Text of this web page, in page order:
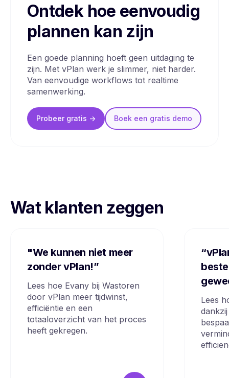
Ontdek hoe eenvoudig
plannen kan zijn
Een goede planning hoeft geen uitdaging te
zijn. Met vPlan werk je slimmer, niet harder.
Van eenvoudige workflows tot realtime
samenwerking.
Probeer gratis -> Boek een gratis demo
Wat klanten zeggen
"We kunnen niet meer
zonder vPlan!”
Lees hoe Evany bij Wastoren
door vPlan meer tijdwinst,
efficiëntie en een
totaaloverzicht van het proces
heeft gekregen.
Lees